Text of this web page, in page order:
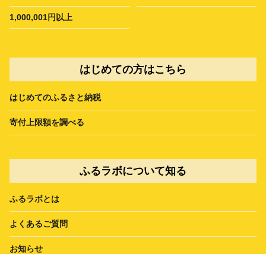
1,000,001円以上
はじめての方はこちら
はじめてのふるさと納税
寄付上限額を調べる
ふるラボについて知る
ふるラボとは
よくあるご質問
お知らせ